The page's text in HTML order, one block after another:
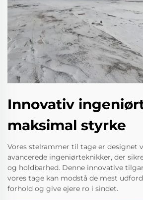
Innovativ
maksimal styrke
Vores stelrammer til tage er designet
avancerede ingeniørteknikker, der
og holdbarhed. Denne innovative
vores tage kan modstå de mest
forhold og give ejere ro i sindet.